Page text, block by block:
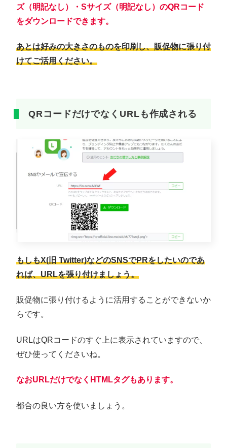
ズ（明記なし）・Sサイズ（明記なし）のQRコード
をダウンロードできます。
あとは好みの大きさのものを印刷し、販促物に張り付
けてご活用ください。
QRコードだけでなくURLも作成される
もしもX(旧 Twitter)などのSNSでPRをしたいのであ
れば、URLを張り付けましょう。
販促物に張り付けるように活用することができないか
らです。
URLはQRコードのすぐ上に表示されていますので、
ぜひ使ってくださいね。
なおURLだけでなくHTMLタグもあります。
都合の良い方を使いましょう。